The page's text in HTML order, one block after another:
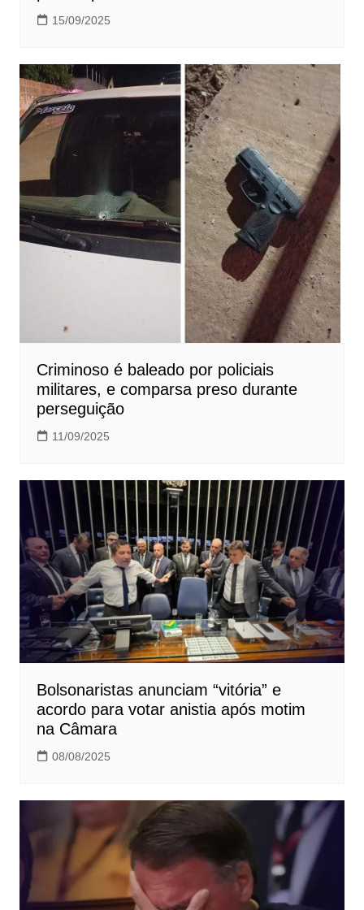
15/09/2025
Criminoso é baleado por policiais
militares, e comparsa preso durante
perseguição
11/09/2025
Bolsonaristas anunciam “vitória” e
acordo para votar anistia após motim
na Câmara
08/08/2025